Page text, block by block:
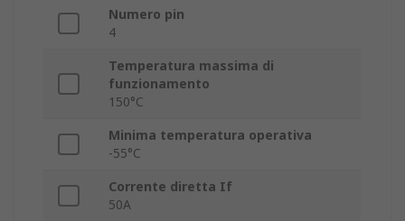
Numero pin
4
Temperatura massima di
funzionamento
150°C
Minima temperatura operativa
-55°C
Corrente diretta If
50A